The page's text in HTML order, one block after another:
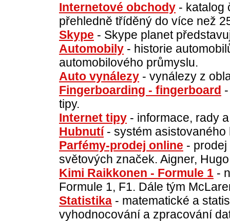
Internetové obchody - katalog
přehledně tříděný do více než
Skype - Skype planet
Automobily - historie
automobilového průmyslu.
Auto vynálezy - vynálezy z
Fingerboarding - fingerboard
tipy.
Internet tipy - informace, rady
Hubnutí- systém asistovaného
Parfémy-prodej online -
světových značek. Aigner,
Kimi Raikkonen - Formule 1 -
Formule 1, F1. Dále tým
Statistika - matematické a
vyhodnocování a zpracování